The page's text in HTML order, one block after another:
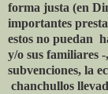
forma justa (en
importantes
estos no puedan
y/o sus familiares
subvenciones, la
chanchullos